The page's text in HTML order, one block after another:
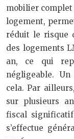
mobilier
logement,
réduit le risque
des logements
an, ce qui
négligeable.
cela. Par
sur plusieurs
fiscal significatif
s’effectue